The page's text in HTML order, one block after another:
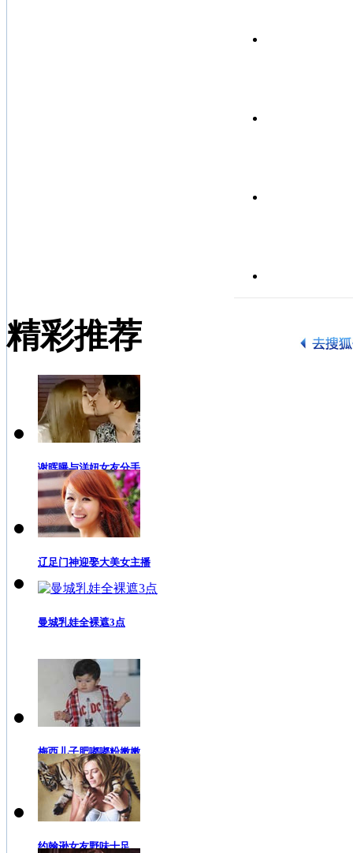
精彩推荐
谢晖曝与洋妞女友分手
辽足门神迎娶大美女主播
曼城乳娃全裸遮3点
梅西儿子肥嘟嘟粉嫩嫩
约翰逊女友野味十足